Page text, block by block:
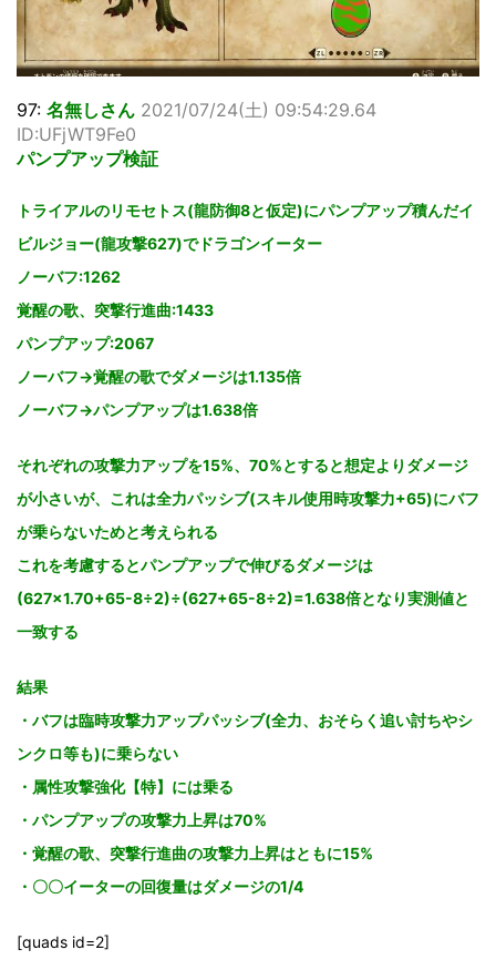
97: 名無しさん 2021/07/24(土) 09:54:29.64
ID:UFjWT9Fe0
パンプアップ検証
トライアルのリモセトス(龍防御8と仮定)にパンプアップ積んだイ
ビルジョー(龍攻撃627)でドラゴンイーター
ノーバフ:1262
覚醒の歌、突撃行進曲:1433
パンプアップ:2067
ノーバフ→覚醒の歌でダメージは1.135倍
ノーバフ→パンプアップは1.638倍
それぞれの攻撃力アップを15%、70%とすると想定よりダメージ
が小さいが、これは全力パッシブ(スキル使用時攻撃力+65)にバフ
が乗らないためと考えられる
これを考慮するとパンプアップで伸びるダメージは
(627×1.70+65-8÷2)÷(627+65-8÷2)=1.638倍となり実測値と
一致する
結果
・バフは臨時攻撃力アップパッシブ(全力、おそらく追い討ちやシ
ンクロ等も)に乗らない
・属性攻撃強化【特】には乗る
・パンプアップの攻撃力上昇は70%
・覚醒の歌、突撃行進曲の攻撃力上昇はともに15%
・〇〇イーターの回復量はダメージの1/4
[quads id=2]